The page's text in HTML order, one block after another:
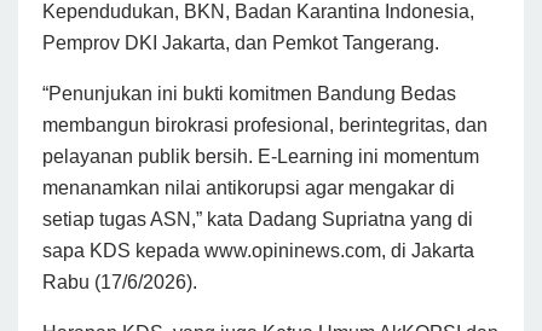
Kependudukan, BKN, Badan Karantina Indonesia,
Pemprov DKI Jakarta, dan Pemkot Tangerang.
“Penunjukan ini bukti komitmen Bandung Bedas
membangun birokrasi profesional, berintegritas, dan
pelayanan publik bersih. E-Learning ini momentum
menanamkan nilai antikorupsi agar mengakar di
setiap tugas ASN,” kata Dadang Supriatna yang di
sapa KDS kepada www.opininews.com, di Jakarta
Rabu (17/6/2026).